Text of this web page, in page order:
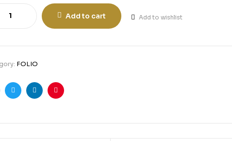
Add to cart Add to wishlist
FOLIO
TwitterLinkedinPinterest